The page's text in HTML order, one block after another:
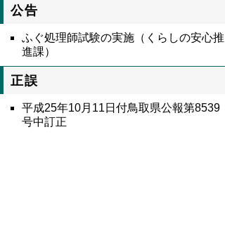
公告
ふぐ処理師試験の実施（くらしの安心推
進課）
正誤
平成25年10月11日付鳥取県公報第8539
号中訂正